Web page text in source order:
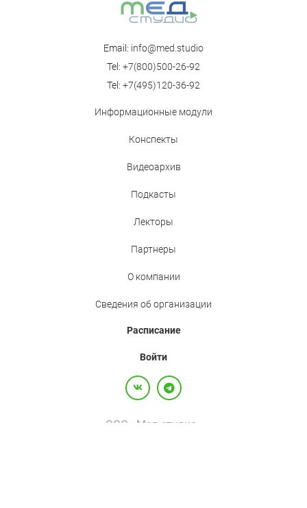
Email: info@med.studio
Tel: +7(800)500-26-92
Tel: +7(495)120-36-92
Информационные модули
Конспекты
Видеоархив
Подкасты
Лекторы
Партнеры
О компании
Сведения об организации
Расписание
Войти
ООО «Мед.студио»